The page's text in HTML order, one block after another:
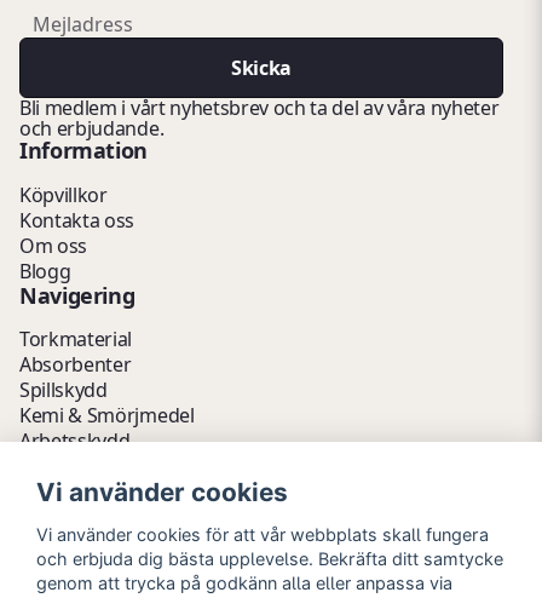
email
Mejladress
Skicka
Bli medlem i vårt nyhetsbrev och ta del av våra nyheter
och erbjudande.
Information
Köpvillkor
Kontakta oss
Om oss
Blogg
Navigering
Torkmaterial
Absorbenter
Spillskydd
Kemi & Smörjmedel
Arbetsskydd
Avfallshantering
Fathantering
Emballage & Tillbehör
Vi använder cookies
Vi använder cookies för att vår webbplats skall fungera
och erbjuda dig bästa upplevelse. Bekräfta ditt samtycke
genom att trycka på godkänn alla eller anpassa via